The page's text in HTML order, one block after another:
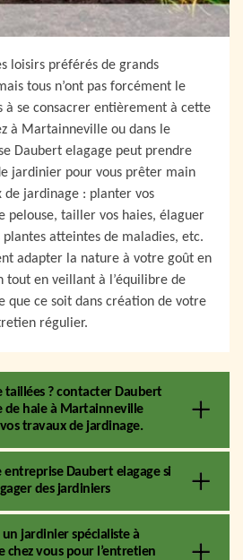
loisirs préférés de grands
tous n’ont pas forcément le
à se consacrer entièrement à cette
à Martainneville ou dans le
Daubert elagage peut prendre
jardinier pour vous prêter main
de jardinage : planter vos
pelouse, tailler vos haies, élaguer
atteintes de maladies, etc.
adapter la nature à votre goût en
tout en veillant à l’équilibre de
que ce soit dans création de votre
régulier.
taillées ? contacter Daubert
de haie à Martainneville
travaux de jardinage.
entreprise Daubert elagage si
des jardiniers
un jardinier spécialiste à
chez vous pour l’entretien